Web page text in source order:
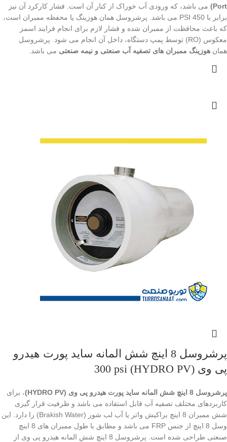
Port)
می باشد، که ورودی آب خوراک از کنار آن است. فشار کارکرد آن نیز
برابر با 450 PSI می باشد. پرشروسل همان هوزینگ یا محفظه ممبران است،
که باعث محافظت از ممبران شده و فشار لازم برای انجام فرایند اسمز
معکوس (RO) توسط پمپ دستگاه، داخل آن انجام می شود. پرشروسل
همان هوزینگ ممبران های تصفیه آب صنعتی و نیمه صنعتی می باشد.
پرشروسل 8 اینچ شش المانه ساید پورت هیدرو
پی وی (HYDRO PV) 300 psi
پرشروسل 8 اینچ شش المانه ساید پورت هیدرو پی وی (HYDRO PV)
، برای
کاربردهای مختلف تصفیه آب قابل استفاده می باشد و ظرفیت قرار گیری
شش ممبران 8 اینچ براکیش واتر یا آب لب شور (Brakish Water) را دارد. این
وسل 8 اینچ از جنس FRP می باشد و مطابق با طول ممبران های 8 اینچ
صنعتی طراحی شده است. پرشروسل 8 اینچ شش المانه هیدرو پی وی از